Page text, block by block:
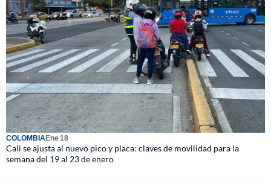
COLOMBIAEne 18
Cali se ajusta al nuevo pico y placa: claves de movilidad para la
semana del 19 al 23 de enero